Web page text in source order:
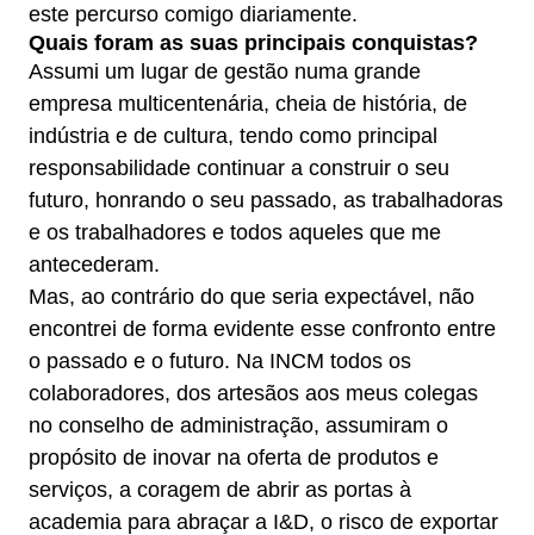
este percurso comigo diariamente.
Quais foram as suas principais conquistas?
Assumi um lugar de gestão numa grande
empresa multicentenária, cheia de história, de
indústria e de cultura, tendo como principal
responsabilidade continuar a construir o seu
futuro, honrando o seu passado, as trabalhadoras
e os trabalhadores e todos aqueles que me
antecederam.
Mas, ao contrário do que seria expectável, não
encontrei de forma evidente esse confronto entre
o passado e o futuro. Na INCM todos os
colaboradores, dos artesãos aos meus colegas
no conselho de administração, assumiram o
propósito de inovar na oferta de produtos e
serviços, a coragem de abrir as portas à
academia para abraçar a I&D, o risco de exportar